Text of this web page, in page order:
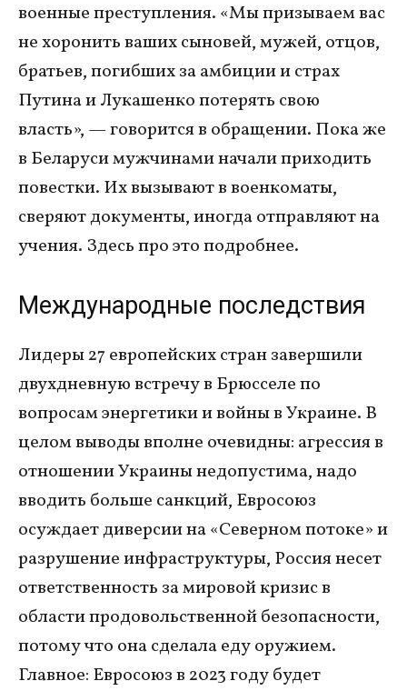
военные преступления. «Мы призываем вас
не хоронить ваших сыновей, мужей, отцов,
братьев, погибших за амбиции и страх
Путина и Лукашенко потерять свою
власть», — говорится в обращении. Пока же
в Беларуси мужчинами начали приходить
повестки. Их вызывают в военкоматы,
сверяют документы, иногда отправляют на
учения. Здесь про это подробнее.
Международные последствия
Лидеры 27 европейских стран завершили
двухдневную встречу в Брюсселе по
вопросам энергетики и войны в Украине. В
целом выводы вполне очевидны: агрессия в
отношении Украины недопустима, надо
вводить больше санкций, Евросоюз
осуждает диверсии на «Северном потоке» и
разрушение инфраструктуры, Россия несет
ответственность за мировой кризис в
области продовольственной безопасности,
потому что она сделала еду оружием.
Главное: Евросоюз в 2023 году будет